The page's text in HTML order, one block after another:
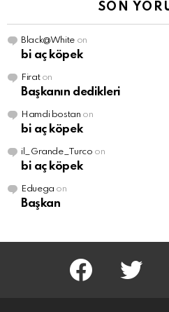
SON
Black@White on
bi aç köpek
Firaton
Başkanın dedikleri
Hamdi bostan on
bi aç köpek
il_Grande_Turco on
bi aç köpek
Eduega on
Başkan
facebook twitter